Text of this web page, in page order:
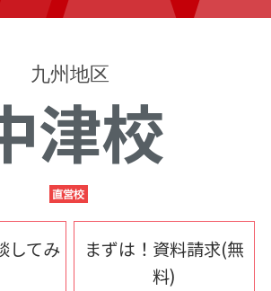
九州地区
津校
してみ
まずは！資料請求(無
料)